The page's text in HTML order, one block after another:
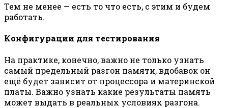
Тем не менее — есть то что есть, с этим и будем
работать.
Конфигурации для тестирования
На практике, конечно, важно не только узнать
самый предельный разгон памяти, вдобавок он
ещё будет зависит от процессора и материнской
платы. Важно узнать какие результаты память
может выдать в реальных условиях разгона.